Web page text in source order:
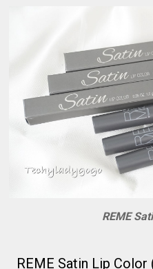
REME
REME Satin Lip